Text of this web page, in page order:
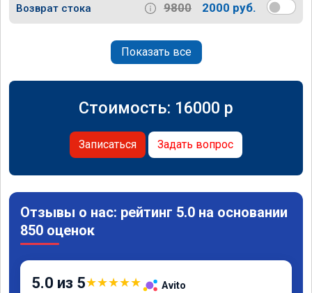
Возврат стока 9800 2000 руб.
Показать все
Стоимость: 16000 p
Записаться Задать вопрос
Отзывы о нас: рейтинг 5.0 на основании
850 оценок
5.0 из 5★★★★★ Avito